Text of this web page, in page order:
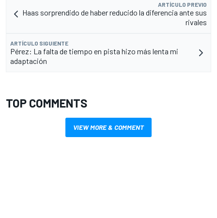
ARTÍCULO PREVIO
Haas sorprendido de haber reducido la diferencia ante sus
rivales
ARTÍCULO SIGUIENTE
Pérez: La falta de tiempo en pista hizo más lenta mi
adaptación
TOP COMMENTS
VIEW MORE & COMMENT